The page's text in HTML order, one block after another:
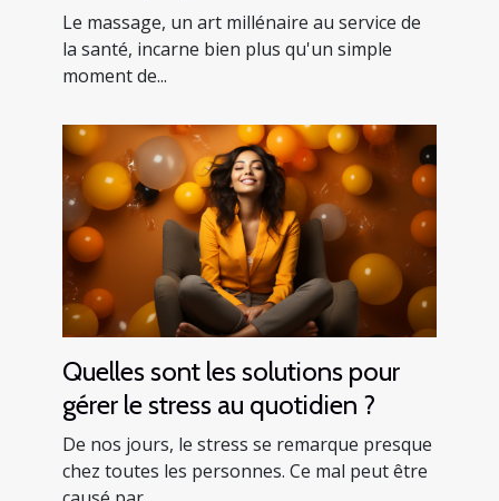
Le massage, un art millénaire au service de
la santé, incarne bien plus qu'un simple
moment de...
Quelles sont les solutions pour
gérer le stress au quotidien ?
De nos jours, le stress se remarque presque
chez toutes les personnes. Ce mal peut être